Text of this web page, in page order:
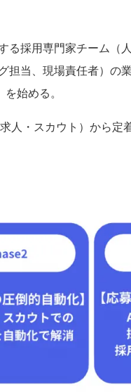
採用専門家チーム（
当、現場責任者）
始める。
人・スカウト）から